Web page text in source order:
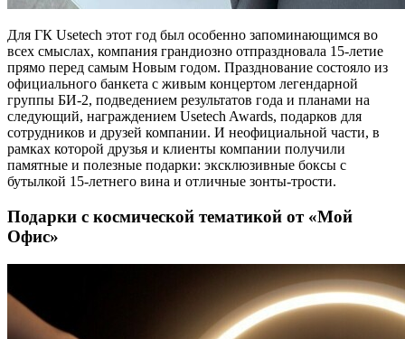
Для ГК Usetech этот год был особенно запоминающимся во
всех смыслах, компания грандиозно отпраздновала 15-летие
прямо перед самым Новым годом. Празднование состояло из
официального банкета с живым концертом легендарной
группы БИ-2, подведением результатов года и планами на
следующий, награждением Usetech Awards, подарков для
сотрудников и друзей компании. И неофициальной части, в
рамках которой друзья и клиенты компании получили
памятные и полезные подарки: эксклюзивные боксы с
бутылкой 15-летнего вина и отличные зонты-трости.
Подарки с космической тематикой от «Мой
Офис»